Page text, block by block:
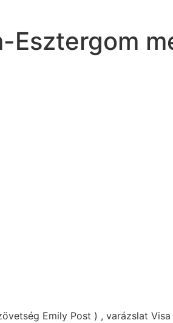
Emily Post ) , varázslat